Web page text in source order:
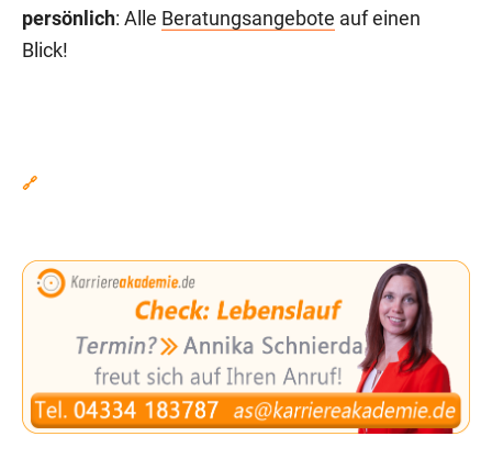
persönlich: Alle Beratungsangebote auf einen
Blick!
🔗